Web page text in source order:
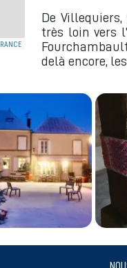
De
très loin vers
delà encore,